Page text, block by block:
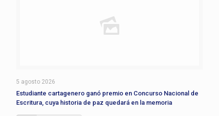
5 agosto 2026
Estudiante cartagenero ganó premio en Concurso Nacional de
Escritura, cuya historia de paz quedará en la memoria